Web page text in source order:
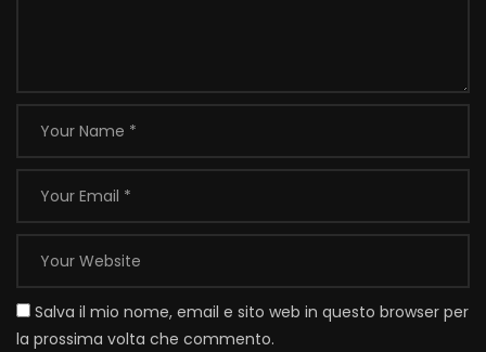
Salva il mio nome, email e sito web in questo browser per
la prossima volta che commento.